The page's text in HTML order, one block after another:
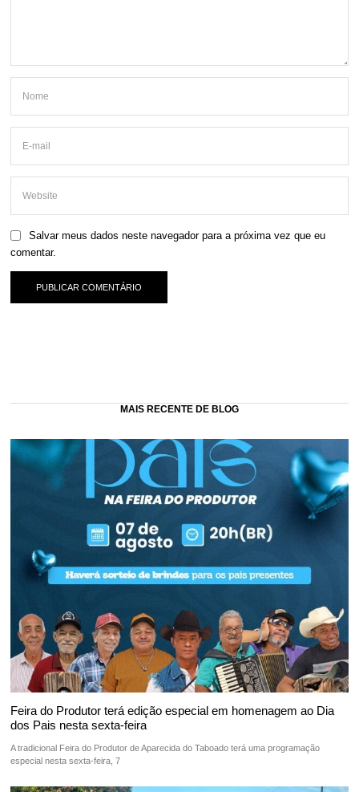
Salvar meus dados neste navegador para a próxima vez que eu
comentar.
MAIS RECENTE DE BLOG
Feira do Produtor terá edição especial em homenagem ao Dia
dos Pais nesta sexta-feira
A tradicional Feira do Produtor de Aparecida do Taboado terá uma programação
especial nesta sexta-feira, 7